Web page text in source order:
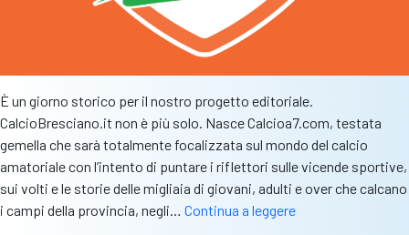
È un giorno storico per il nostro progetto editoriale.
CalcioBresciano.it non è più solo. Nasce Calcioa7.com, testata
gemella che sarà totalmente focalizzata sul mondo del calcio
amatoriale con l’intento di puntare i riflettori sulle vicende sportive,
sui volti e le storie delle migliaia di giovani, adulti e over che calcano
i campi della provincia, negli… Continua a leggereFiocco